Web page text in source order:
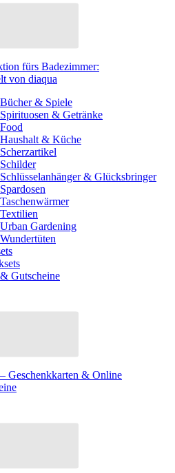
fürs Badezimmer:
von diaqua
& Spiele
& Getränke
& Küche
& Glücksbringer
Gardening
Gutscheine
Geschenkkarten & Online